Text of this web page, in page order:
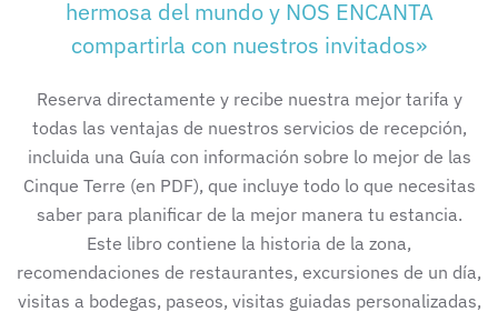
hermosa del mundo y NOS ENCANTA
compartirla con nuestros invitados»
Reserva directamente y recibe nuestra mejor tarifa y
todas las ventajas de nuestros servicios de recepción,
incluida una Guía con información sobre lo mejor de las
Cinque Terre (en PDF), que incluye todo lo que necesitas
saber para planificar de la mejor manera tu estancia.
Este libro contiene la historia de la zona,
recomendaciones de restaurantes, excursiones de un día,
visitas a bodegas, paseos, visitas guiadas personalizadas,